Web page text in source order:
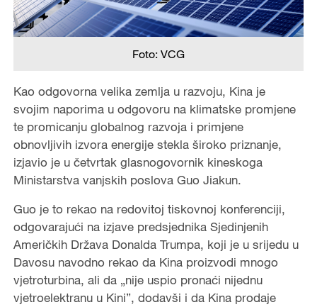
Foto: VCG
Kao odgovorna velika zemlja u razvoju, Kina je
svojim naporima u odgovoru na klimatske promjene
te promicanju globalnog razvoja i primjene
obnovljivih izvora energije stekla široko priznanje,
izjavio je u četvrtak glasnogovornik kineskoga
Ministarstva vanjskih poslova Guo Jiakun.
Guo je to rekao na redovitoj tiskovnoj konferenciji,
odgovarajući na izjave predsjednika Sjedinjenih
Američkih Država Donalda Trumpa, koji je u srijedu u
Davosu navodno rekao da Kina proizvodi mnogo
vjetroturbina, ali da „nije uspio pronaći nijednu
vjetroelektranu u Kini”, dodavši i da Kina prodaje